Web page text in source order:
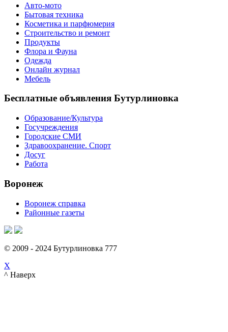
Авто-мото
Бытовая техника
Косметика и парфюмерия
Строительство и ремонт
Продукты
Флора и Фауна
Одежда
Онлайн журнал
Мебель
Бесплатные объявления Бутурлиновка
Образование/Культура
Госучреждения
Городские СМИ
Здравоохранение. Спорт
Досуг
Работа
Воронеж
Воронеж справка
Районные газеты
© 2009 - 2024 Бутурлиновка 777
X
^ Наверх